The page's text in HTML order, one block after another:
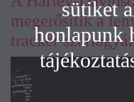
megerősítik a
tracker
sütiket
honlapunk